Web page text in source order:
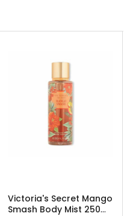
Victoria's Secret Mango
Smash Body Mist 250